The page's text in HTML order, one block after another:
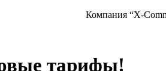
Компания “X-
тарифы!